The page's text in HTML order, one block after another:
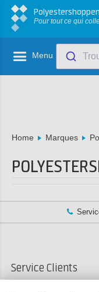
Polyestershoppen
Pour tout ce qui
Menu
Home Marques
Service Clients